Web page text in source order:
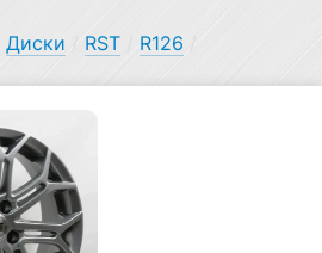
Диски RST R126